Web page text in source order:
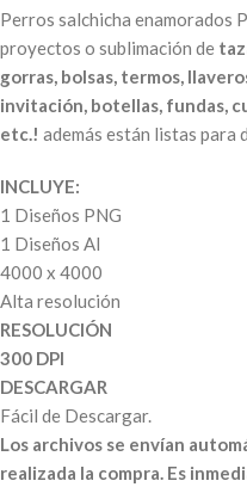
Perros salchicha enamorados
proyectos o sublimación de
gorras, bolsas, termos,
invitación, botellas, fundas,
etc.! además están listas para
INCLUYE:
1 Diseños PNG
1 Diseños AI
4000 x 4000
Alta resolución
RESOLUCIÓN
300 DPI
DESCARGAR
Fácil de Descargar.
Los archivos se envían
realizada la compra. Es